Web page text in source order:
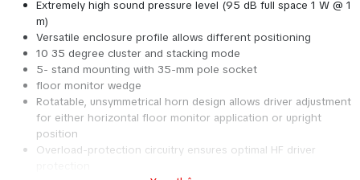
Extremely high sound pressure level (95 dB full space 1 W @ 1
m)
Versatile enclosure profile allows different positioning
10 35 degree cluster and stacking mode
5- stand mounting with 35-mm pole socket
floor monitor wedge
Rotatable, unsymmetrical horn design allows driver adjustment
for either horizontal floor monitor application or upright
position
Overload-protection circuitry ensures optimal HF driver